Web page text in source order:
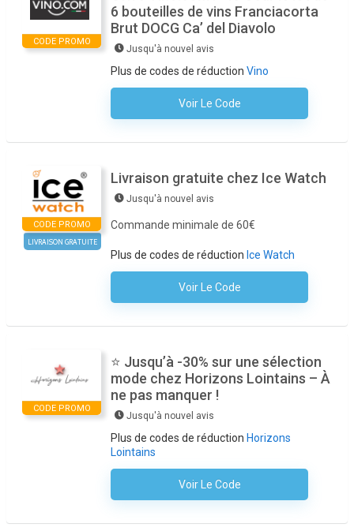
CODE PROMO
6 bouteilles de vins Franciacorta
Brut DOCG Ca’ del Diavolo
Jusqu'à nouvel avis
Plus de codes de réduction Vino
Voir Le Code
Aucun Code N'est Nécessaire
CODE PROMO
LIVRAISON GRATUITE
Livraison gratuite chez Ice Watch
Jusqu'à nouvel avis
Commande minimale de 60€
Plus de codes de réduction Ice Watch
Voir Le Code
Aucun Code N'est Nécessaire
CODE PROMO
⭐ Jusqu’à -30% sur une sélection
mode chez Horizons Lointains – À
ne pas manquer !
Jusqu'à nouvel avis
Plus de codes de réduction Horizons
Lointains
Voir Le Code
Aucun Code N'est Nécessaire